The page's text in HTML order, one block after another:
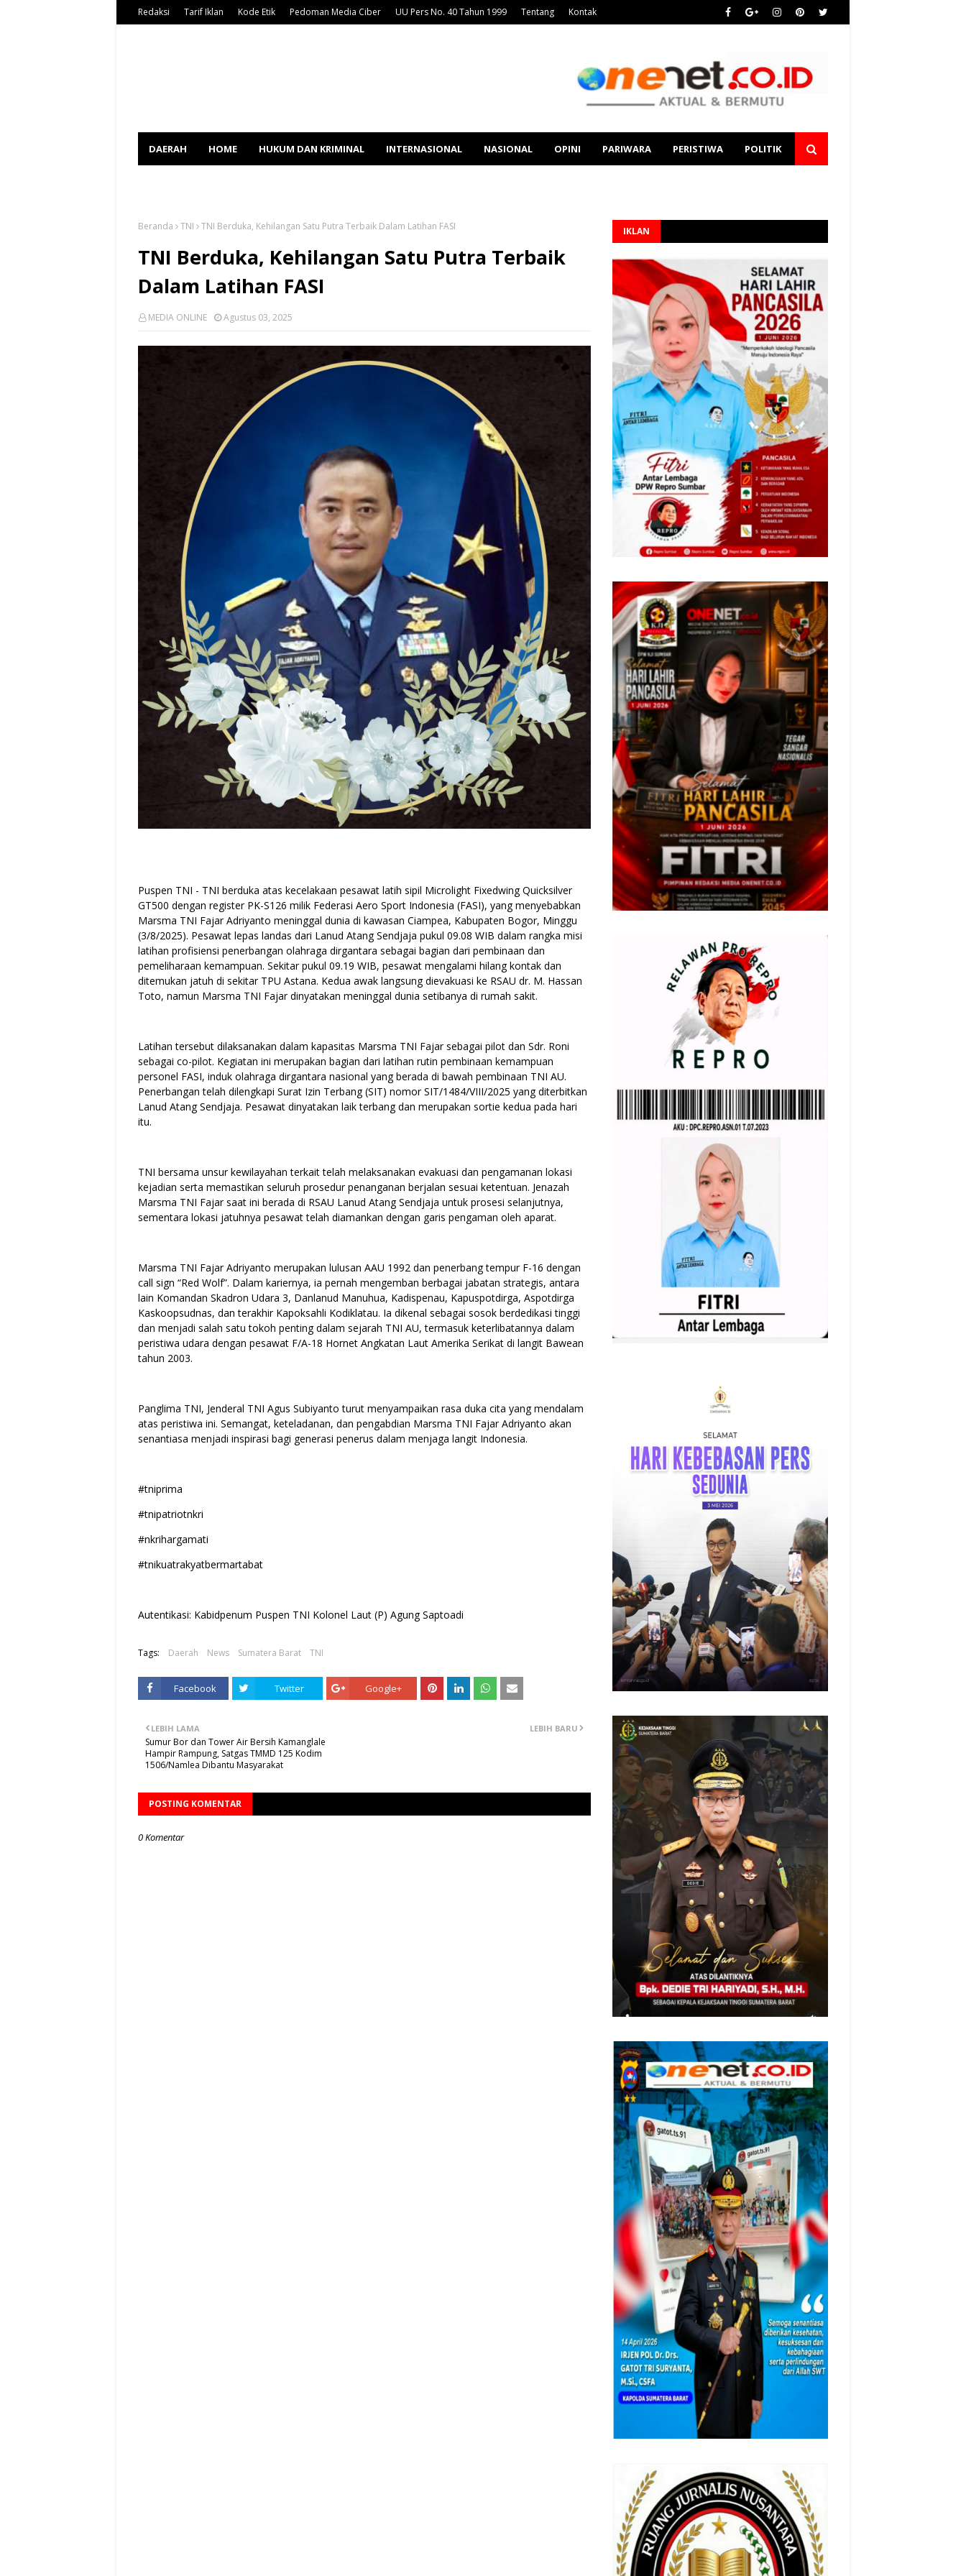
Redaksi Tarif Iklan Kode Etik Pedoman Media Ciber UU Pers No. 40 Tahun 1999 Tentang Kontak
DAERAH HOME HUKUM DAN KRIMINAL INTERNASIONAL NASIONAL OPINI PARIWARA PERISTIWA POLITIK
Beranda TNI TNI Berduka, Kehilangan Satu Putra Terbaik Dalam Latihan FASI
TNI Berduka, Kehilangan Satu Putra Terbaik
Dalam Latihan FASI
MEDIA ONLINE Agustus 03, 2025
Puspen TNI - TNI berduka atas kecelakaan pesawat latih sipil Microlight Fixedwing Quicksilver
GT500 dengan register PK-S126 milik Federasi Aero Sport Indonesia (FASI), yang menyebabkan
Marsma TNI Fajar Adriyanto meninggal dunia di kawasan Ciampea, Kabupaten Bogor, Minggu
(3/8/2025). Pesawat lepas landas dari Lanud Atang Sendjaja pukul 09.08 WIB dalam rangka misi
latihan profisiensi penerbangan olahraga dirgantara sebagai bagian dari pembinaan dan
pemeliharaan kemampuan. Sekitar pukul 09.19 WIB, pesawat mengalami hilang kontak dan
ditemukan jatuh di sekitar TPU Astana. Kedua awak langsung dievakuasi ke RSAU dr. M. Hassan
Toto, namun Marsma TNI Fajar dinyatakan meninggal dunia setibanya di rumah sakit.
Latihan tersebut dilaksanakan dalam kapasitas Marsma TNI Fajar sebagai pilot dan Sdr. Roni
sebagai co-pilot. Kegiatan ini merupakan bagian dari latihan rutin pembinaan kemampuan
personel FASI, induk olahraga dirgantara nasional yang berada di bawah pembinaan TNI AU.
Penerbangan telah dilengkapi Surat Izin Terbang (SIT) nomor SIT/1484/VIII/2025 yang diterbitkan
Lanud Atang Sendjaja. Pesawat dinyatakan laik terbang dan merupakan sortie kedua pada hari
itu.
TNI bersama unsur kewilayahan terkait telah melaksanakan evakuasi dan pengamanan lokasi
kejadian serta memastikan seluruh prosedur penanganan berjalan sesuai ketentuan. Jenazah
Marsma TNI Fajar saat ini berada di RSAU Lanud Atang Sendjaja untuk prosesi selanjutnya,
sementara lokasi jatuhnya pesawat telah diamankan dengan garis pengaman oleh aparat.
Marsma TNI Fajar Adriyanto merupakan lulusan AAU 1992 dan penerbang tempur F-16 dengan
call sign “Red Wolf”. Dalam kariernya, ia pernah mengemban berbagai jabatan strategis, antara
lain Komandan Skadron Udara 3, Danlanud Manuhua, Kadispenau, Kapuspotdirga, Aspotdirga
Kaskoopsudnas, dan terakhir Kapoksahli Kodiklatau. Ia dikenal sebagai sosok berdedikasi tinggi
dan menjadi salah satu tokoh penting dalam sejarah TNI AU, termasuk keterlibatannya dalam
peristiwa udara dengan pesawat F/A-18 Hornet Angkatan Laut Amerika Serikat di langit Bawean
tahun 2003.
Panglima TNI, Jenderal TNI Agus Subiyanto turut menyampaikan rasa duka cita yang mendalam
atas peristiwa ini. Semangat, keteladanan, dan pengabdian Marsma TNI Fajar Adriyanto akan
senantiasa menjadi inspirasi bagi generasi penerus dalam menjaga langit Indonesia.
#tniprima
#tnipatriotnkri
#nkrihargamati
#tnikuatrakyatbermartabat
Autentikasi: Kabidpenum Puspen TNI Kolonel Laut (P) Agung Saptoadi
Tags: Daerah News Sumatera Barat TNI
Facebook Twitter Google+
LEBIH BARU
LEBIH LAMA
Sumur Bor dan Tower Air Bersih Kamanglale
Hampir Rampung, Satgas TMMD 125 Kodim
1506/Namlea Dibantu Masyarakat
POSTING KOMENTAR
0 Komentar
IKLAN